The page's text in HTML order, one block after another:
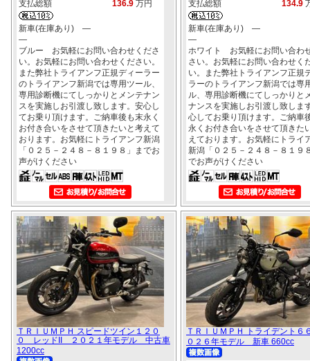
支払総額 136.9 万円
新車(在庫あり) ―
―
ブルー お気軽にお問い合わせくださ
い。お気軽にお問い合わせください。
また弊社トライアンフ正規ディーラー
のトライアンフ新潟では専用ツール、
専用診断機にてしっかりとメンテナン
スを実施しお引渡し致します。安心し
てお乗り頂けます。ご納車後も末永く
お付き合いをさせて頂きたいと考えて
おります。お気軽にトライアンフ新潟
「０２５－２４８－８１９８」までお
声がけください
支払総額 134.9
新車(在庫あり) ―
―
ホワイト お気軽にお問い合わ
さい。お気軽にお問い合わせく
い。また弊社トライアンフ正規
ラーのトライアンフ新潟では専
ル、専用診断機にてしっかりと
ナンスを実施しお引渡し致しま
心してお乗り頂けます。ご納車
永くお付き合いをさせて頂きた
えております。お気軽にトライ
新潟「０２５－２４８－８１９
でお声がけください
ＴＲＩＵＭＰＨ スピードツイン１２０
０ レッドII ２０２１年モデル 中古車
1200cc
ＴＲＩＵＭＰＨ トライデント
０２６年モデル 新車 660cc